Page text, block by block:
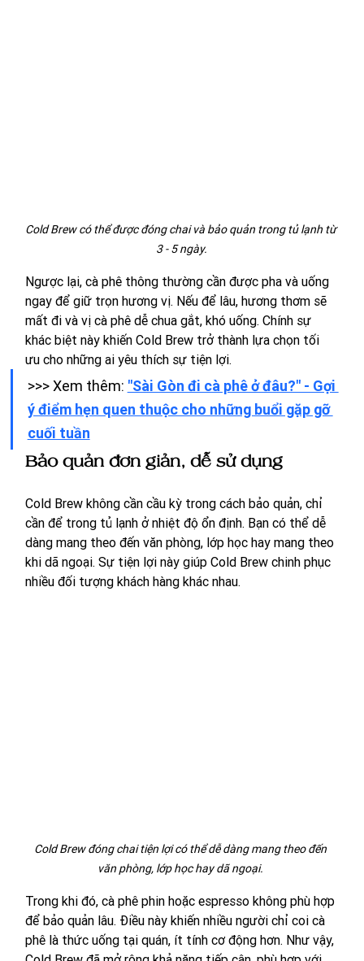
Cold Brew có thể được đóng chai và bảo quản trong tủ lạnh từ
3 - 5 ngày.
Ngược lại, cà phê thông thường cần được pha và uống
ngay để giữ trọn hương vị. Nếu để lâu, hương thơm sẽ
mất đi và vị cà phê dễ chua gắt, khó uống. Chính sự
khác biệt này khiến Cold Brew trở thành lựa chọn tối
ưu cho những ai yêu thích sự tiện lợi.
>>> Xem thêm: "Sài Gòn đi cà phê ở đâu?" - Gợi
ý điểm hẹn quen thuộc cho những buổi gặp gỡ
cuối tuần
Bảo quản đơn giản, dễ sử dụng
Cold Brew không cần cầu kỳ trong cách bảo quản, chỉ
cần để trong tủ lạnh ở nhiệt độ ổn định. Bạn có thể dễ
dàng mang theo đến văn phòng, lớp học hay mang theo
khi dã ngoại. Sự tiện lợi này giúp Cold Brew chinh phục
nhiều đối tượng khách hàng khác nhau.
Cold Brew đóng chai tiện lợi có thể dễ dàng mang theo đến
văn phòng, lớp học hay dã ngoại.
Trong khi đó, cà phê phin hoặc espresso không phù hợp
để bảo quản lâu. Điều này khiến nhiều người chỉ coi cà
phê là thức uống tại quán, ít tính cơ động hơn. Như vậy,